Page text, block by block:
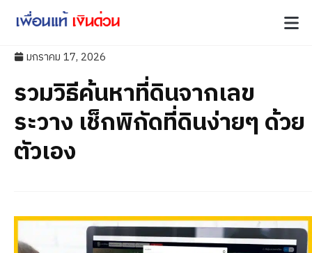
มกราคม 17, 2026
รวมวิธีค้นหาที่ดินจากเลข
ระวาง เช็กพิกัดที่ดินง่ายๆ ด้วย
ตัวเอง